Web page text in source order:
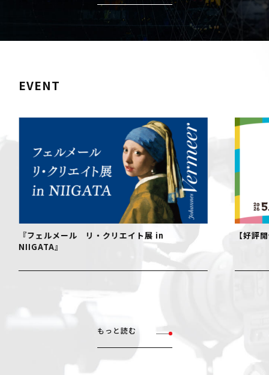
EVENT
ェルメール リ・クリエイト展 in
』
【好評開催中
もっと読む